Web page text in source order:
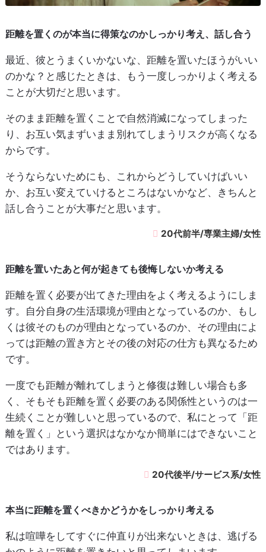
距離を置くのが本当に得策なのかしっかり考え、話し合う
最近、彼とうまくいかないな、距離を置いたほうがいい
のかな？と感じたときは、もう一度しっかりよく考える
ことが大切だと思います。
そのまま距離を置くことで自然消滅になってしまった
り、お互い気まずいまま別れてしまうリスクが高くなる
からです。
そうならないためにも、これからどうしていけばいい
か、お互い変えていけるところはないかなど、きちんと
話し合うことが大事だと思います。
20代前半/専業主婦/女性
距離を置いたあと何が起きても後悔しないか考える
距離を置く必要が出てきた理由をよく考えるようにしま
す。自分自身の生活環境が理由となっているのか、もし
くは彼そのものが理由となっているのか、その理由によ
っては距離の置き方とその後の対応の仕方も異なるため
です。
一度でも距離が離れてしまうと修復は難しい場合も多
く、そもそも距離を置く必要のある関係性というのは一
生続くことが難しいと思っているので、私にとって「距
離を置く」という選択はなかなか簡単にはできないこと
ではあります。
20代後半/サービス系/女性
本当に距離を置くべきかどうかをしっかり考える
私は喧嘩をしてすぐに仲直りが出来ないときは、逃げる